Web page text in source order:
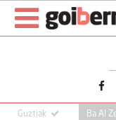
Guztiak Ba Al